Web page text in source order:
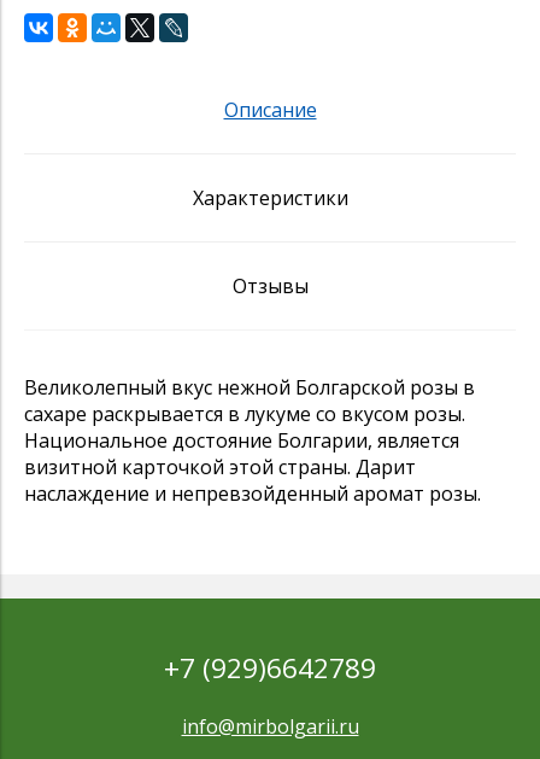
Описание
Характеристики
Отзывы
Великолепный вкус нежной Болгарской розы в
сахаре раскрывается в лукуме со вкусом розы.
Национальное достояние Болгарии, является
визитной карточкой этой страны. Дарит
наслаждение и непревзойденный аромат розы.
+7 (929)6642789
info@mirbolgarii.ru